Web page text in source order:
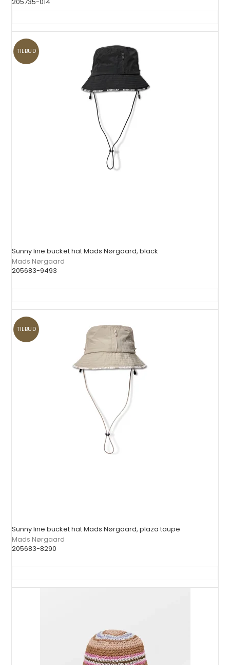
TILBUD
Sunny line bucket hat Mads Nørgaard, black
Mads Nørgaard
205683-9493
TILBUD
Sunny line bucket hat Mads Nørgaard, plaza taupe
Mads Nørgaard
205683-8290